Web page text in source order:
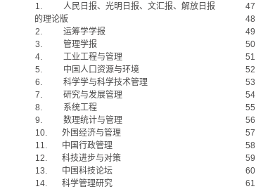
1.
人民日报、光明日报、文汇报、解放日报
的理论版
2.
运筹学学报
3.
管理学报
4.
工业工程与管理
5.
中国人口资源与环境
6.
科学学与科学技术管理
7.
研究与发展管理
8.
系统工程
9.
数理统计与管理
10.
外国经济与管理
11.
中国行政管理
12.
科技进步与对策
13.
中国科技论坛
14.
科学管理研究
47.
48.
49.
50.
51.
52.
53.
54.
55.
56.
57.
58.
59.
60.
61.